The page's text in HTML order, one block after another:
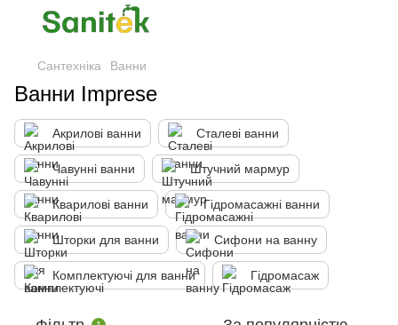
Сантехніка Ванни
Ванни Imprese
Акрилові ванни Сталеві ванни
Чавунні ванни Штучний мармур
Кварилові ванни Гідромасажні ванни
Шторки для ванни Сифони на ванну
Комплектуючі для ванни Гідромасаж